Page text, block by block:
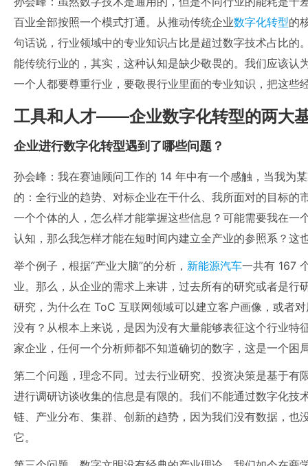
百业全部按照一个模式打通。从推动传统企业数字化转型的
句话说，行业领域中的专业知识占比是超过数字技术占比的
能传统行业的，其实，这种认知是缺少敬畏的。我们应该认
一个人都要尊重行业，要敬畏行业里面的专业知识，把这些
工具和人才——企业数字化转型的两大
企业进行数字化转型遇到了哪些问题？
孙会峰：我在赛迪顾问工作的 14 年中有一个感触，当我为
的：全行业的趋势、对标企业在干什么、我所面对的目标
一个个体的人，怎么样才能掌握这些信息？可能需要我在一
认知，那么我怎样才能在短时间内建立全产业的参照系？这
举个例子，根据“产业大脑”的分析， 新能源汽车一共有 167
业。那么，从企业的需求上来讲，过去所有的研究或者是
研究，为什么在 ToC 互联网领域可以建立客户画像，或者
没有？从根本上来说，是因为没有大量能够表征这个行业特
家企业，任何一个分析师都不知道确切的数字，这是一个困
第二个问题，理念不同。过去行业研究、投资决策是基于有
进行调研访谈收集的信息是有限的。我们不能通过数字化技
链、产业分布、集群、创新的趋势，因为我们没有数据，也
它。